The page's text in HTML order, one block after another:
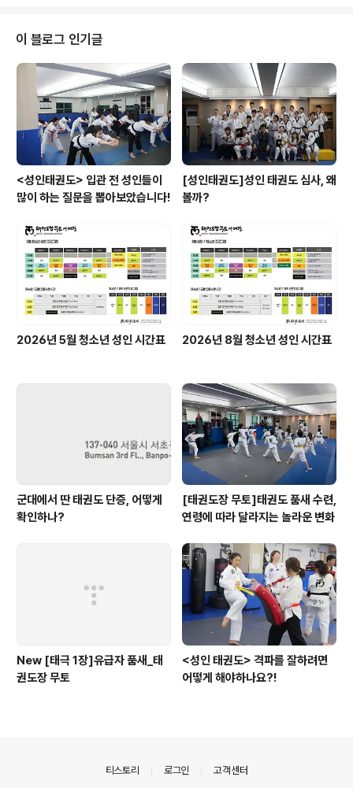
을까 생각해봅니다. 태권도 수련은 개인의 실력을 가다듬
는 동시에 여러 사람들과의 호흡을 맞추어 수련을 합니다.
무엇인가를 다른이와 같이 하고 성취감을 느끼는 즐거움을
느끼시고 싶으시다면 태권도 수련을 한번 해보는 것이 어
떨지요? 사회 각개 각층 다양한 사람들과 함께 수련하고 즐
기면서 지루한 하루 일상을 날려버고 활기찬 일상..
이 블로그 인기글
<성인태권도> 입관 전 성인들이
많이 하는 질문을 뽑아보았습니다!
[성인태권도]성인 태권도 심사, 왜
볼까?
2026년 5월 청소년 성인 시간표 2026년 8월 청소년 성인 시간표
군대에서 딴 태권도 단증, 어떻게
확인하나?
[태권도장 무토]태권도 품새 수련,
연령에 따라 달라지는 놀라운 변화
New [태극 1장]유급자 품새_태
권도장 무토
<성인 태권도> 격파를 잘하려면
어떻게 해야하나요?!
티스토리 로그인 고객센터